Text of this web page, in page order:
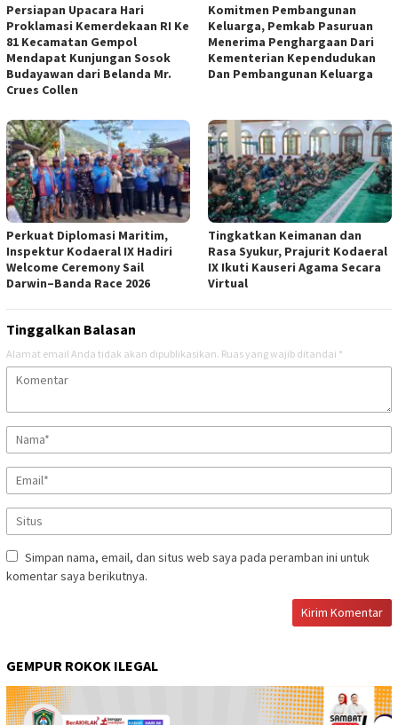
Persiapan Upacara Hari
Proklamasi Kemerdekaan RI Ke
81 Kecamatan Gempol
Mendapat Kunjungan Sosok
Budayawan dari Belanda Mr.
Crues Collen
Komitmen Pembangunan
Keluarga, Pemkab Pasuruan
Menerima Penghargaan Dari
Kementerian Kependudukan
Dan Pembangunan Keluarga
Perkuat Diplomasi Maritim,
Inspektur Kodaeral IX Hadiri
Welcome Ceremony Sail
Darwin–Banda Race 2026
Tingkatkan Keimanan dan
Rasa Syukur, Prajurit Kodaeral
IX Ikuti Kauseri Agama Secara
Virtual
Tinggalkan Balasan
Alamat email Anda tidak akan dipublikasikan. Ruas yang wajib ditandai *
Simpan nama, email, dan situs web saya pada peramban ini untuk
komentar saya berikutnya.
GEMPUR ROKOK ILEGAL